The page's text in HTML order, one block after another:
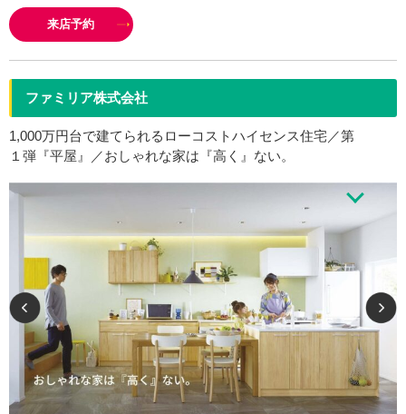
備えた仕様をあらかじめ標準とし、その内容と価格を明瞭にお伝えします。
私たちはこの標準仕…
来店予約
ファミリア株式会社
1,000万円台で建てられるローコストハイセンス住宅／第
１弾『平屋』／おしゃれな家は『高く』ない。